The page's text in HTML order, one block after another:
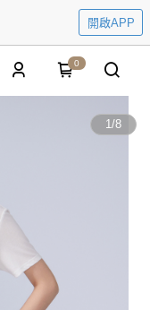
開啟APP
0
1/8